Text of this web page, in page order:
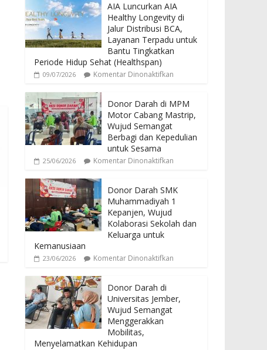
AIA Luncurkan AIA
Healthy Longevity di
Jalur Distribusi BCA,
Layanan Terpadu untuk
Bantu Tingkatkan
Periode Hidup Sehat (Healthspan)
09/07/2026 Komentar Dinonaktifkan
Donor Darah di MPM
Motor Cabang Mastrip,
Wujud Semangat
Berbagi dan Kepedulian
untuk Sesama
25/06/2026 Komentar Dinonaktifkan
Donor Darah SMK
Muhammadiyah 1
Kepanjen, Wujud
Kolaborasi Sekolah dan
Keluarga untuk
Kemanusiaan
23/06/2026 Komentar Dinonaktifkan
Donor Darah di
Universitas Jember,
Wujud Semangat
Menggerakkan
Mobilitas,
Menyelamatkan Kehidupan